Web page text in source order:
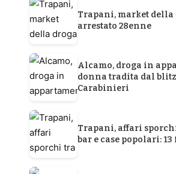
Trapani, market della
arrestato 28enne
Alcamo, droga in
donna tradita dal
Carabinieri
Trapani, affari
bar e case popolari: